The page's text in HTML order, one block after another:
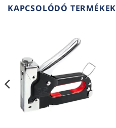
KAPCSOLÓDÓ TERMÉKEK